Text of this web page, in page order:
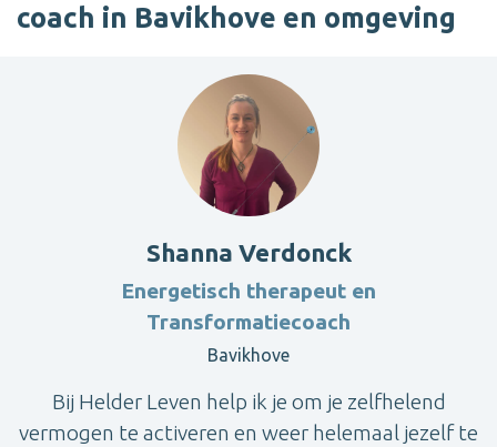
coach in Bavikhove en omgeving
Shanna Verdonck
Energetisch therapeut en
Transformatiecoach
Bavikhove
Bij Helder Leven help ik je om je zelfhelend
vermogen te activeren en weer helemaal jezelf te